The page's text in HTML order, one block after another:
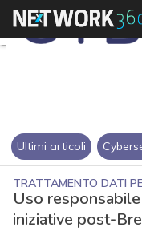
Ultimi articoli
TRATTAMENTO DATI
Uso
iniziative post-